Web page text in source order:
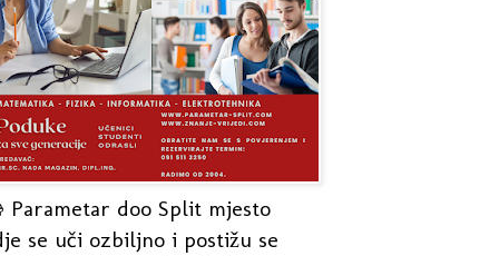
Parametar doo Split mjesto
se uči ozbiljno i postižu se